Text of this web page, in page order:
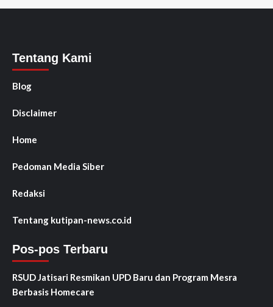
Tentang Kami
Blog
Disclaimer
Home
Pedoman Media Siber
Redaksi
Tentang kutipan-news.co.id
Pos-pos Terbaru
RSUD Jatisari Resmikan UPD Baru dan Program Mesra
Berbasis Homecare